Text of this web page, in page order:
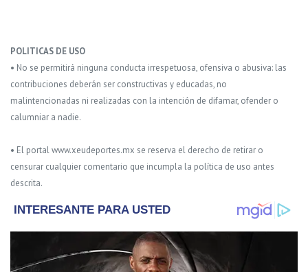
POLITICAS DE USO
• No se permitirá ninguna conducta irrespetuosa, ofensiva o abusiva: las
contribuciones deberán ser constructivas y educadas, no
malintencionadas ni realizadas con la intención de difamar, ofender o
calumniar a nadie.
• El portal www.xeudeportes.mx se reserva el derecho de retirar o
censurar cualquier comentario que incumpla la política de uso antes
descrita.